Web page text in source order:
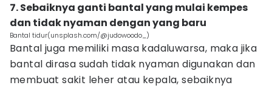
7. Sebaiknya ganti bantal yang mulai kempes
dan tidak nyaman dengan yang baru
Bantal tidur(unsplash.com/@judowoodo_)
Bantal juga memiliki masa kadaluwarsa, maka jika
bantal dirasa sudah tidak nyaman digunakan dan
membuat sakit leher atau kepala, sebaiknya